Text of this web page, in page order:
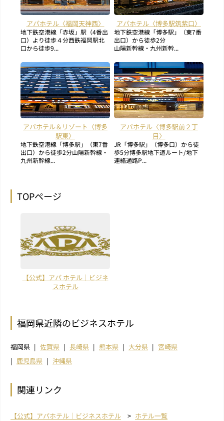
アパホテル〈福岡天神西〉
地下鉄空港線「赤坂」駅（4番出
口）より徒歩４分西鉄福岡駅北
口から徒歩9...
アパホテル〈博多駅筑紫口〉
地下鉄空港線「博多駅」（東7番
出口）から徒歩2分
山陽新幹線・九州新幹...
アパホテル＆リゾート〈博多
駅東〉
地下鉄空港線「博多駅」（東7番
出口）から徒歩2分山陽新幹線・
九州新幹線...
アパホテル〈博多駅前２丁
目〉
JR「博多駅」（博多口）から徒
歩5分博多駅地下道ルート/地下
連絡通路P...
TOPページ
【公式】アパ ホテル｜ビジネ
スホテル
福岡県近隣のビジネスホテル
福岡県 佐賀県 長崎県 熊本県 大分県
宮崎県
鹿児島県
沖縄県
関連リンク
【公式】アパホテル｜ビジネスホテル
ホテル一覧